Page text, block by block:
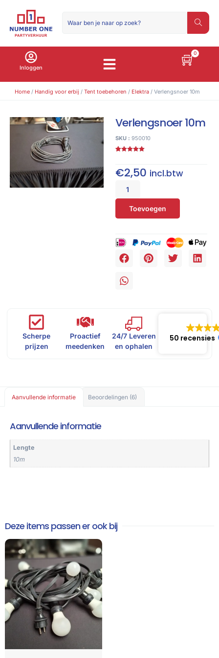
Inloggen
0
Home / Handig voor erbij / Tent toebehoren / Elektra / Verlengsnoer 10m
Verlengsnoer 10m
SKU : 950010
gebaseerd
opklant
waarderingen
€2,50 incl.btw
Toevoegen
Scherpe
prijzen
Proactief
meedenken
24/7 Leveren
en ophalen
50 recensies
Aanvullende informatie Beoordelingen (6)
Aanvullende informatie
Lengte
10m
Deze items passen er ook bij